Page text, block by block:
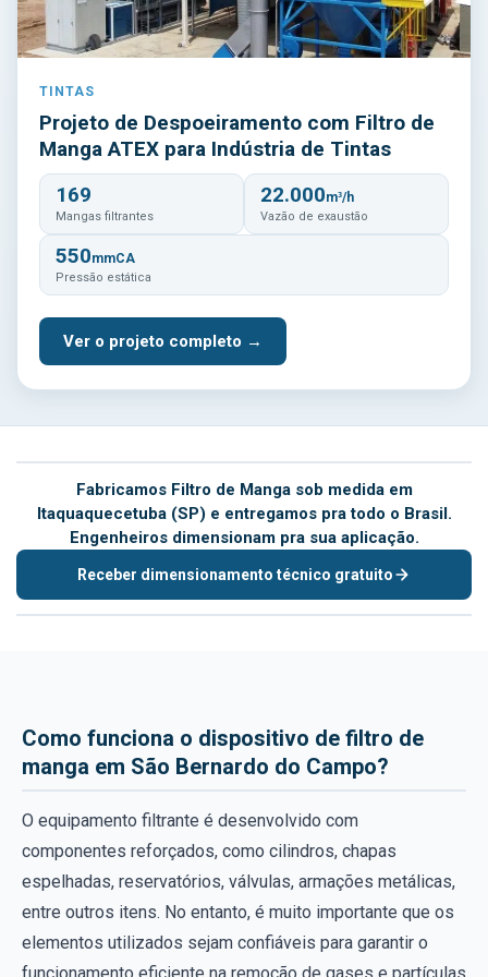
TINTAS
Projeto de Despoeiramento com Filtro de
Manga ATEX para Indústria de Tintas
169
Mangas filtrantes
22.000m³/h
Vazão de exaustão
550mmCA
Pressão estática
Ver o projeto completo →
Fabricamos Filtro de Manga sob medida em
Itaquaquecetuba (SP) e entregamos pra todo o Brasil.
Engenheiros dimensionam pra sua aplicação.
Receber dimensionamento técnico gratuito
Como funciona o dispositivo de filtro de
manga em São Bernardo do Campo?
O equipamento filtrante é desenvolvido com
componentes reforçados, como cilindros, chapas
espelhadas, reservatórios, válvulas, armações metálicas,
entre outros itens. No entanto, é muito importante que os
elementos utilizados sejam confiáveis para garantir o